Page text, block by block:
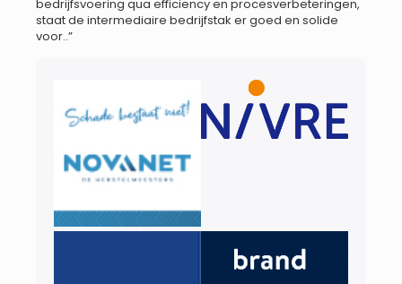
bedrijfsvoering qua efficiency en procesverbeteringen,
staat de intermediaire bedrijfstak er goed en solide
voor..”